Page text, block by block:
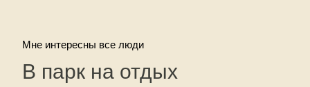
Мне интересны все люди
В парк на отдых